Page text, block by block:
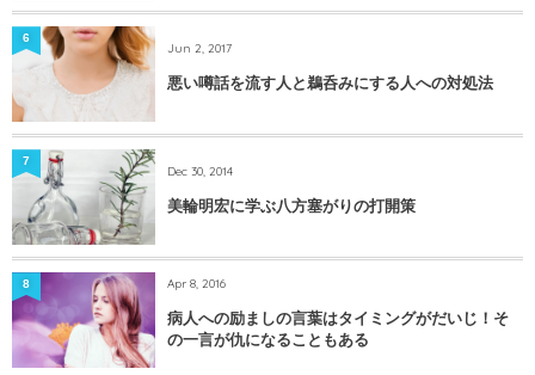
Jun 2, 2017
悪い噂話を流す人と鵜呑みにする人への対処法
6
Dec 30, 2014
美輪明宏に学ぶ八方塞がりの打開策
7
Apr 8, 2016
病人への励ましの言葉はタイミングがだいじ！そ
の一言が仇になることもある
8